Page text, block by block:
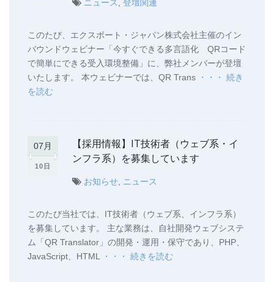
ニュース 登壇関連
このたび、エクスポート・ジャパン株式会社主催のイン
バウンドウェビナー「今すぐできる多言語化 QRコード
で簡単にできる受入環境整備」に、弊社メンバーが登壇
いたします。 本ウェビナーでは、QR Trans
・・・ 続き
を読む
07月
10日
【採用情報】IT技術者（ウェブ系・イ
ンフラ系）を募集しています
お知らせ ニュース
このたび当社では、IT技術者（ウェブ系、インフラ系）
を募集しています。 主な業務は、自社開発ウェブシステ
ム「QR Translator」の開発・運用・保守であり、PHP、
JavaScript、HTML
・・・ 続きを読む